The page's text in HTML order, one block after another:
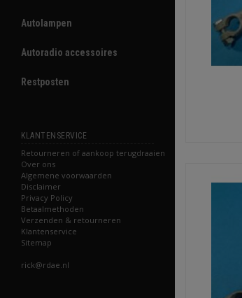
Autolampen
Autoradio accessoires
Restposten
KLANTENSERVICE
Retourneren of aankoop terugdraaien
Over ons
Algemene voorwaarden
Disclaimer
Privacy Policy
Betaalmethoden
Verzenden & retourneren
Klantenservice
Sitemap
rick@rdae.nl